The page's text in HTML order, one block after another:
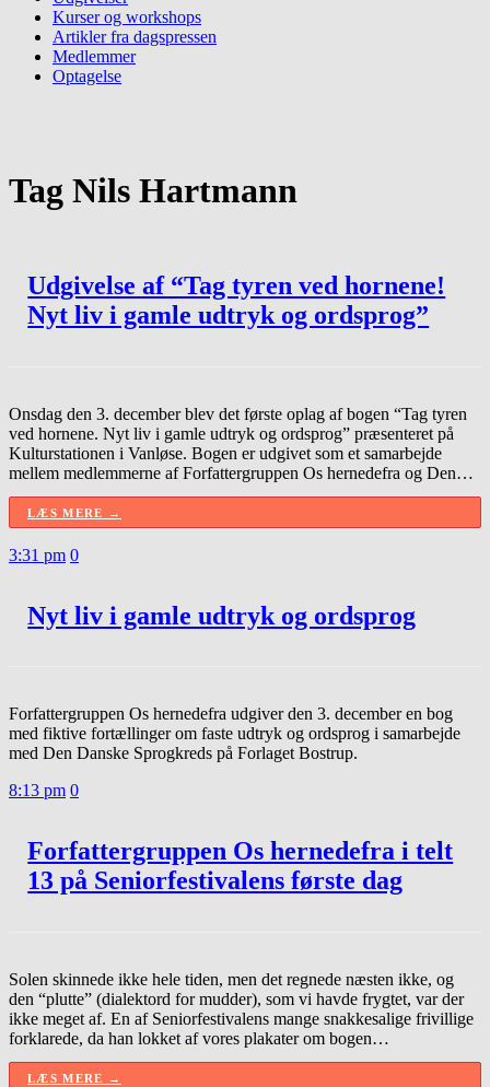
Kurser og workshops
Artikler fra dagspressen
Medlemmer
Optagelse
Tag Nils Hartmann
Udgivelse af “Tag tyren ved hornene!
Nyt liv i gamle udtryk og ordsprog”
Onsdag den 3. december blev det første oplag af bogen “Tag tyren
ved hornene. Nyt liv i gamle udtryk og ordsprog” præsenteret på
Kulturstationen i Vanløse. Bogen er udgivet som et samarbejde
mellem medlemmerne af Forfattergruppen Os hernedefra og Den…
LÆS MERE →
3:31 pm 0
Nyt liv i gamle udtryk og ordsprog
Forfattergruppen Os hernedefra udgiver den 3. december en bog
med fiktive fortællinger om faste udtryk og ordsprog i samarbejde
med Den Danske Sprogkreds på Forlaget Bostrup.
8:13 pm 0
Forfattergruppen Os hernedefra i telt
13 på Seniorfestivalens første dag
Solen skinnede ikke hele tiden, men det regnede næsten ikke, og
den “plutte” (dialektord for mudder), som vi havde frygtet, var der
ikke meget af. En af Seniorfestivalens mange snakkesalige frivillige
forklarede, da han lokket af vores plakater om bogen…
LÆS MERE →